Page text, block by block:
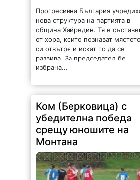
Прогресивна България
нова структура на партията в
община Хайредин. Тя е
от хора, които познават мястото
си отвътре и искат то да се
развива. За председател бе
избрана...
Ком (Берковица) с
убедителна победа
срещу юношите на
Монтана